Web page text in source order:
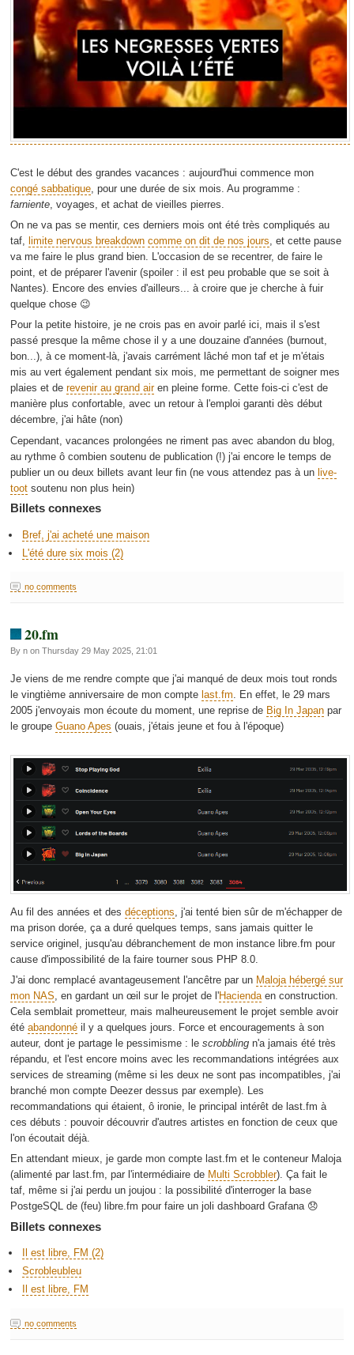
C'est le début des grandes vacances : aujourd'hui commence mon
congé sabbatique, pour une durée de six mois. Au programme :
farniente, voyages, et achat de vieilles pierres.
On ne va pas se mentir, ces derniers mois ont été très compliqués au
taf, limite nervous breakdown comme on dit de nos jours, et cette pause
va me faire le plus grand bien. L'occasion de se recentrer, de faire le
point, et de préparer l'avenir (spoiler : il est peu probable que se soit à
Nantes). Encore des envies d'ailleurs... à croire que je cherche à fuir
quelque chose 😉
Pour la petite histoire, je ne crois pas en avoir parlé ici, mais il s'est
passé presque la même chose il y a une douzaine d'années (burnout,
bon...), à ce moment-là, j'avais carrément lâché mon taf et je m'étais
mis au vert également pendant six mois, me permettant de soigner mes
plaies et de revenir au grand airen pleine forme. Cette fois-ci c'est de
manière plus confortable, avec un retour à l'emploi garanti dès début
décembre, j'ai hâte (non)
Cependant, vacances prolongées ne riment pas avec abandon du blog,
au rythme ô combien soutenu de publication (!) j'ai encore le temps de
publier un ou deux billets avant leur fin (ne vous attendez pas à un live-
tootsoutenu non plus hein)
Billets connexes
Bref, j'ai acheté une maison
L'été dure six mois (2)
no comments
20.fm
By n on Thursday 29 May 2025, 21:01
Je viens de me rendre compte que j'ai manqué de deux mois tout ronds
le vingtième anniversaire de mon compte last.fm . En effet, le 29 mars
2005 j'envoyais mon écoute du moment, une reprise de Big In Japanpar
le groupe Guano Apes (ouais, j'étais jeune et fou à l'époque)
Au fil des années et des déceptions , j'ai tenté bien sûr de m'échapper de
ma prison dorée, ça a duré quelques temps, sans jamais quitter le
service originel, jusqu'au débranchement de mon instance libre.fm pour
cause d'impossibilité de la faire tourner sous PHP 8.0.
J'ai donc remplacé avantageusement l'ancêtre par un Maloja hébergé sur
mon NAS , en gardant un œil sur le projet de l'Haciendaen construction.
Cela semblait prometteur, mais malheureusement le projet semble avoir
été abandonnéil y a quelques jours. Force et encouragements à son
auteur, dont je partage le pessimisme : le scrobblingn'a jamais été très
répandu, et l'est encore moins avec les recommandations intégrées aux
services de streaming (même si les deux ne sont pas incompatibles, j'ai
branché mon compte Deezer dessus par exemple). Les
recommandations qui étaient, ô ironie, le principal intérêt de last.fm à
ces débuts : pouvoir découvrir d'autres artistes en fonction de ceux que
l'on écoutait déjà.
En attendant mieux, je garde mon compte last.fm et le conteneur Maloja
(alimenté par last.fm, par l'intermédiaire de Multi Scrobbler). Ça fait le
taf, même si j'ai perdu un joujou : la possibilité d'interroger la base
PostgeSQL de (feu) libre.fm pour faire un joli dashboard Grafana 😞
Billets connexes
Il est libre, FM (2)
Scrobleubleu
Il est libre, FM
no comments